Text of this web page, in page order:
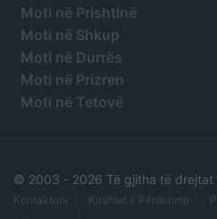
Moti në Prishtinë
Moti në Shkup
Moti në Durrës
Moti në Prizren
Moti në Tetovë
© 2003 - 2026 Të gjitha të
Kontaktoni Kushtet e Përdorimit